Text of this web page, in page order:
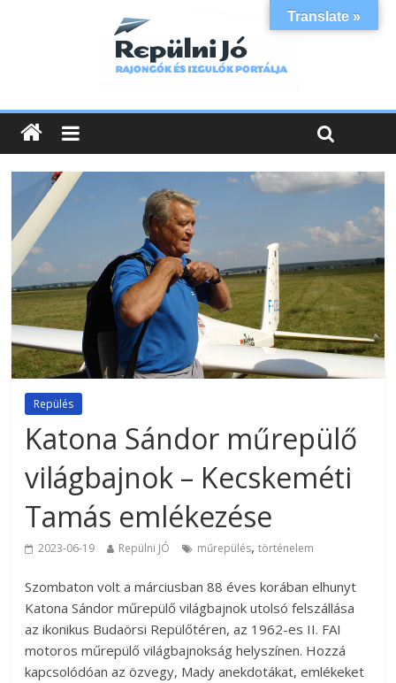
Repülés
Katona Sándor műrepülő
világbajnok – Kecskeméti
Tamás emlékezése
2023-06-19 Repülni JÓ műrepülés,történelem
Szombaton volt a márciusban 88 éves korában elhunyt
Katona Sándor műrepülő világbajnok utolsó felszállása
az ikonikus Budaörsi Repülőtéren, az 1962-es II. FAI
motoros műrepülő világbajnokság helyszínen. Hozzá
kapcsolódóan az özvegy, Mady anekdotákat, emlékeket
Translate »